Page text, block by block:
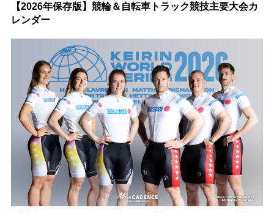
【2026年保存版】競輪＆自転車トラック競技主要大会カ
レンダー